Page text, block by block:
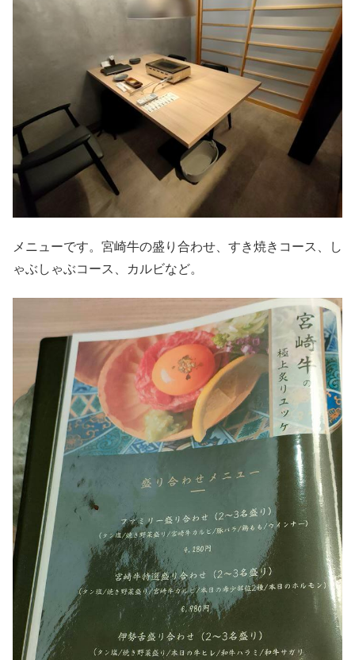
メニューです。宮崎牛の盛り合わせ、すき焼きコース、し
ゃぶしゃぶコース、カルビなど。